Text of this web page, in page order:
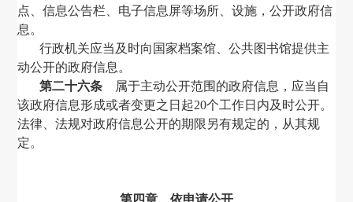
点、信息公告栏、电子信息屏等场所、设施，公开政府信
息。
行政机关应当及时向国家档案馆、公共图书馆提供主
动公开的政府信息。
第二十六条 属于主动公开范围的政府信息，应当自
该政府信息形成或者变更之日起20个工作日内及时公开。
法律、法规对政府信息公开的期限另有规定的，从其规
定。